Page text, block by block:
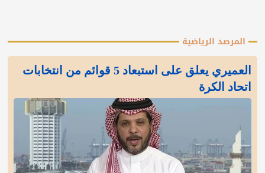
المرصد الرياضية
العميري يعلق على استبعاد 5 قوائم من انتخابات
اتحاد الكرة